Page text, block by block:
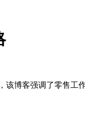
该博客强调了零售